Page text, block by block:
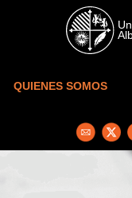
Skip to main content
QUIENES SOMOS